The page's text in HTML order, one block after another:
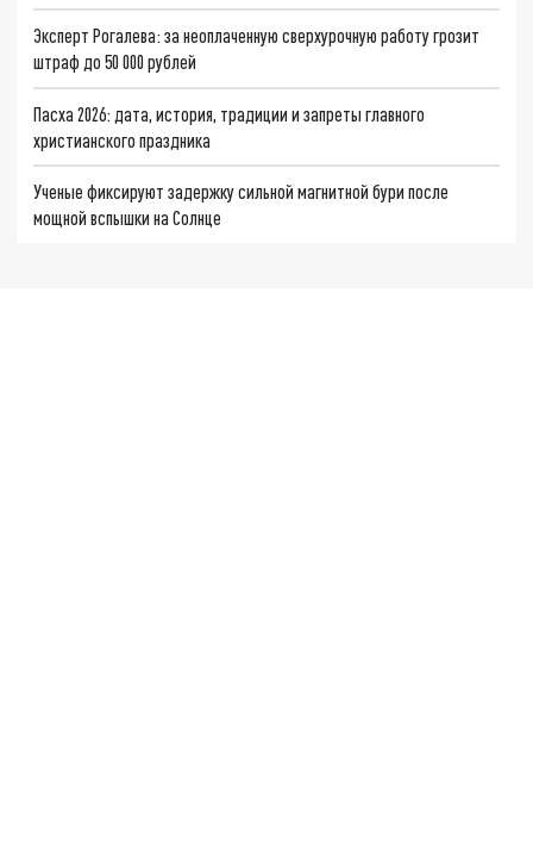
Эксперт Рогалева: за неоплаченную сверхурочную работу грозит
штраф до 50 000 рублей
Пасха 2026: дата, история, традиции и запреты главного
христианского праздника
Ученые фиксируют задержку сильной магнитной бури после
мощной вспышки на Солнце